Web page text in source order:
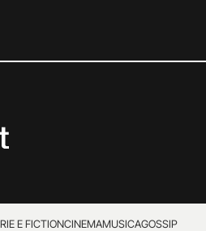
E FICTIONCINEMAMUSICAGOSSIP